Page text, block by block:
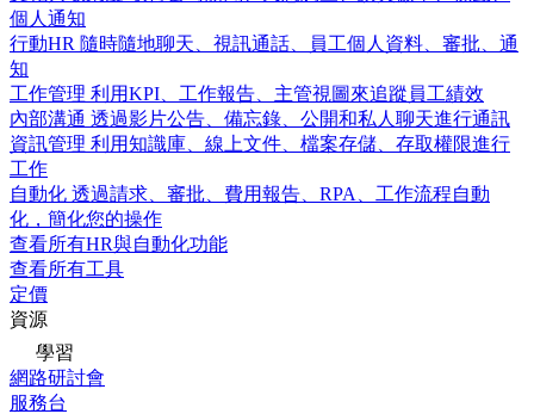
個人通知
行動HR 隨時隨地聊天、視訊通話、員工個人資料、審批、通
知
工作管理 利用KPI、工作報告、主管視圖來追蹤員工績效
內部溝通 透過影片公告、備忘錄、公開和私人聊天進行通訊
資訊管理 利用知識庫、線上文件、檔案存儲、存取權限進行
工作
自動化 透過請求、審批、費用報告、RPA、工作流程自動
化，簡化您的操作
查看所有HR與自動化功能
查看所有工具
定價
資源
學習
網路研討會
服務台